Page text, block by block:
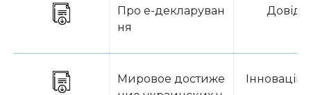
Про e-декларуван
ня
Мировое достиже